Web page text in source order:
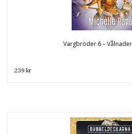
Vargbröder 6 –
239 kr